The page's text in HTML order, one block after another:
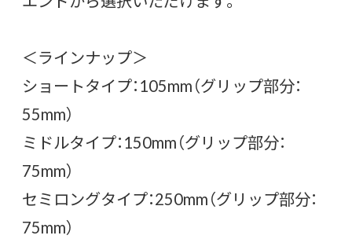
＜ラインナップ＞
ショートタイプ：105mm（グリップ部分：
55mm）
ミドルタイプ：150mm（グリップ部分：
75mm）
セミロングタイプ：250mm（グリップ部分：
75mm）